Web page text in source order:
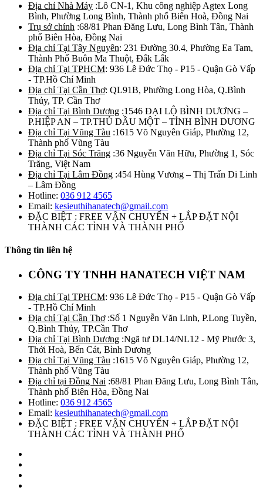
Địa chỉ Nhà Máy :Lô CN-1, Khu công nghiệp Agtex Long
Bình, Phường Long Bình, Thành phố Biên Hoà, Đồng Nai
Trụ sở chính :68/81 Phan Đăng Lưu, Long Bình Tân, Thành
phố Biên Hòa, Đồng Nai
Địa chỉ Tại Tây Nguyên: 231 Đường 30.4, Phường Ea Tam,
Thành Phố Buôn Ma Thuột, Đắk Lắk
Địa chỉ Tại TPHCM: 936 Lê Đức Thọ - P15 - Quận Gò Vấp
- TP.Hồ Chí Minh
Địa chỉ Tại Cần Thơ: QL91B, Phường Long Hòa, Q.Bình
Thủy, TP. Cần Thơ
Địa chỉ Tại Bình Dương :1546 ĐẠI LỘ BÌNH DƯƠNG –
P.HIỆP AN – TP.THỦ DẦU MỘT – TỈNH BÌNH DƯƠNG
Địa chỉ Tại Vũng Tàu :1615 Võ Nguyên Giáp, Phường 12,
Thành phố Vũng Tàu
Địa chỉ Tại Sóc Trăng :36 Nguyễn Văn Hữu, Phường 1, Sóc
Trăng, Việt Nam
Địa chỉ Tại Lâm Đồng :454 Hùng Vương – Thị Trấn Di Linh
– Lâm Đồng
Hotline: 036 912 4565
Email: kesieuthihanatech@gmail.com
ĐẶC BIỆT : FREE VẬN CHUYỂN + LẮP ĐẶT NỘI
THÀNH CÁC TỈNH VÀ THÀNH PHỐ
Thông tin liên hệ
CÔNG TY TNHH HANATECH VIỆT NAM
Địa chỉ Tại TPHCM: 936 Lê Đức Thọ - P15 - Quận Gò Vấp
- TP.Hồ Chí Minh
Địa chỉ Tại Cần Thơ:Số 1 Nguyễn Văn Linh, P.Long Tuyền,
Q.Bình Thủy, TP.Cần Thơ
Địa chỉ Tại Bình Dương :Ngã tư DL14/NL12 - Mỹ Phước 3,
Thới Hoà, Bến Cát, Bình Dương
Địa chỉ Tại Vũng Tàu :1615 Võ Nguyên Giáp, Phường 12,
Thành phố Vũng Tàu
Địa chỉ tại Đồng Nai :68/81 Phan Đăng Lưu, Long Bình Tân,
Thành phố Biên Hòa, Đồng Nai
Hotline: 036 912 4565
Email: kesieuthihanatech@gmail.com
ĐẶC BIỆT : FREE VẬN CHUYỂN + LẮP ĐẶT NỘI
THÀNH CÁC TỈNH VÀ THÀNH PHỐ